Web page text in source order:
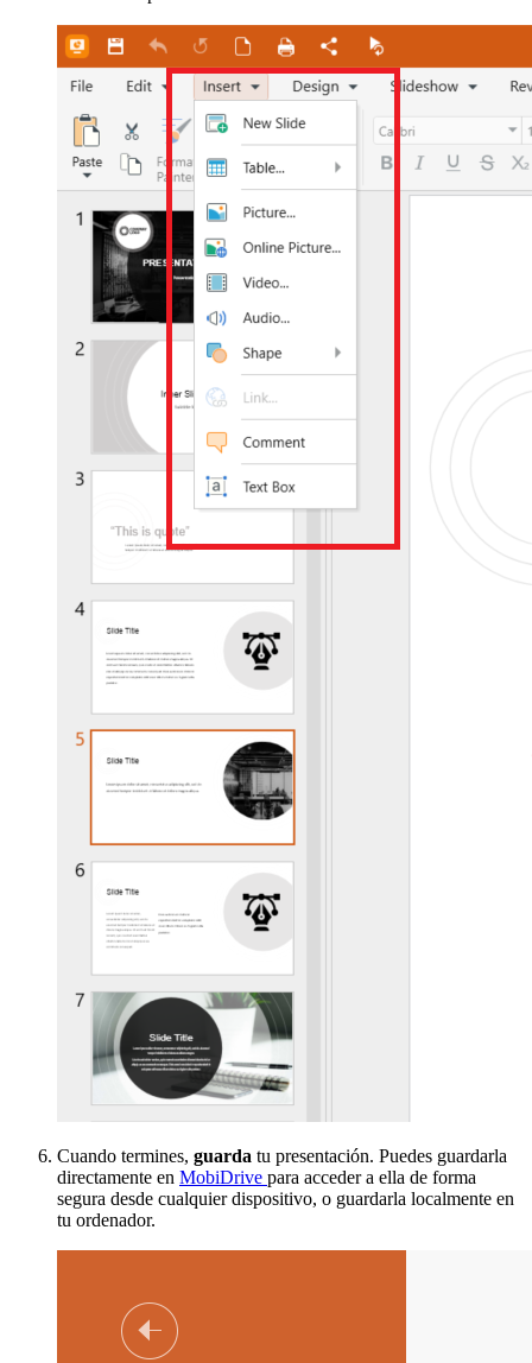
Cuando termines, guarda tu presentación. Puedes guardarla
directamente en MobiDrive para acceder a ella de forma
segura desde cualquier dispositivo, o guardarla localmente en
tu ordenador.